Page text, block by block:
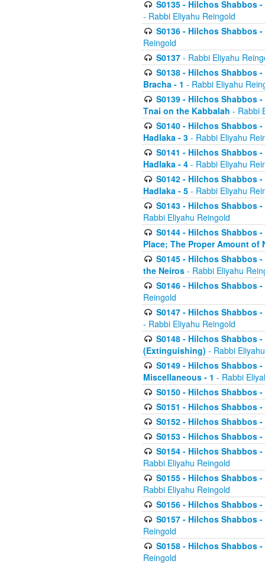
S0135 - Hilchos Shabbos
- Rabbi Eliyahu Reingold
S0136 - Hilchos Shabbos
Reingold
S0137- Rabbi Eliyahu
S0138 - Hilchos Shabbos
Bracha - 1 - Rabbi Eliyahu
S0139 - Hilchos Shabbos
Tnai on the Kabbalah - Rabbi
S0140 - Hilchos Shabbos
Hadlaka - 3 - Rabbi Eliyahu
S0141 - Hilchos Shabbos
Hadlaka - 4 - Rabbi Eliyahu
S0142 - Hilchos Shabbos
Hadlaka - 5 - Rabbi Eliyahu
S0143 - Hilchos Shabbos
Rabbi Eliyahu Reingold
S0144 - Hilchos Shabbos
Place; The Proper Amount of
S0145 - Hilchos Shabbos
the Neiros - Rabbi Eliyahu
S0146 - Hilchos Shabbos
Reingold
S0147 - Hilchos Shabbos
- Rabbi Eliyahu Reingold
S0148 - Hilchos Shabbos
(Extinguishing) - Rabbi
S0149 - Hilchos Shabbos
Miscellaneous - 1 - Rabbi
S0150 - Hilchos Shabbos
S0151 - Hilchos Shabbos
S0152 - Hilchos Shabbos
S0153 - Hilchos Shabbos
S0154 - Hilchos Shabbos
Rabbi Eliyahu Reingold
S0155 - Hilchos Shabbos
Rabbi Eliyahu Reingold
S0156 - Hilchos Shabbos
S0157 - Hilchos Shabbos
Reingold
S0158 - Hilchos Shabbos
Reingold